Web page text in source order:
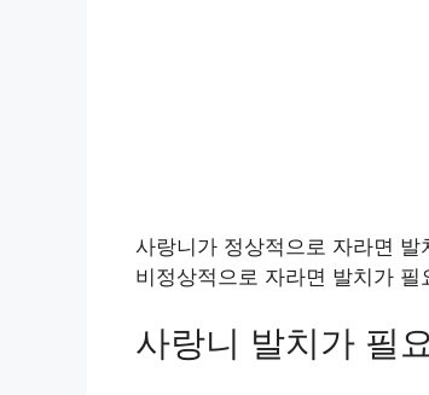
사랑니가 정상적으로 자라면
비정상적으로 자라면 발치가 필
사랑니 발치가 필